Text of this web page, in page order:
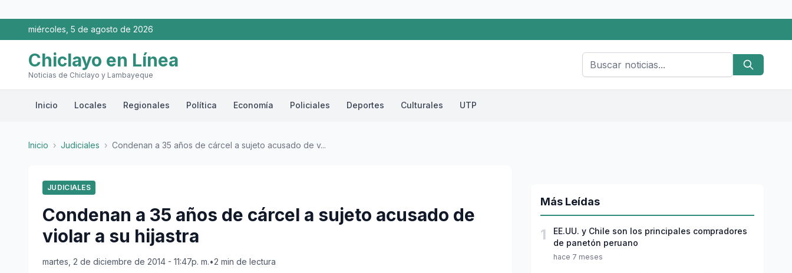
miércoles, 5 de agosto de 2026
Chiclayo en Línea
Noticias de Chiclayo y Lambayeque
Inicio Locales Regionales Política Economía Policiales Deportes Culturales UTP
Inicio › Judiciales › Condenan a 35 años de cárcel a sujeto acusado de v...
JUDICIALES
Condenan a 35 años de cárcel a sujeto acusado de
violar a su hijastra
martes, 2 de diciembre de 2014 - 11:47p. m.•2 min de lectura
Más Leídas
1
EE.UU. y Chile son los principales compradores
de panetón peruano
hace 7 meses